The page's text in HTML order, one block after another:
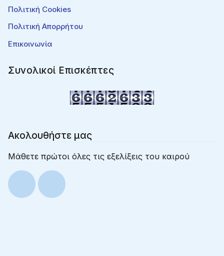
Πολιτική Cookies
Πολιτική Απορρήτου
Επικοινωνία
Συνολικοί Επισκέπτες
Ακολουθήστε μας
Μάθετε πρώτοι όλες τις εξελίξεις του καιρού